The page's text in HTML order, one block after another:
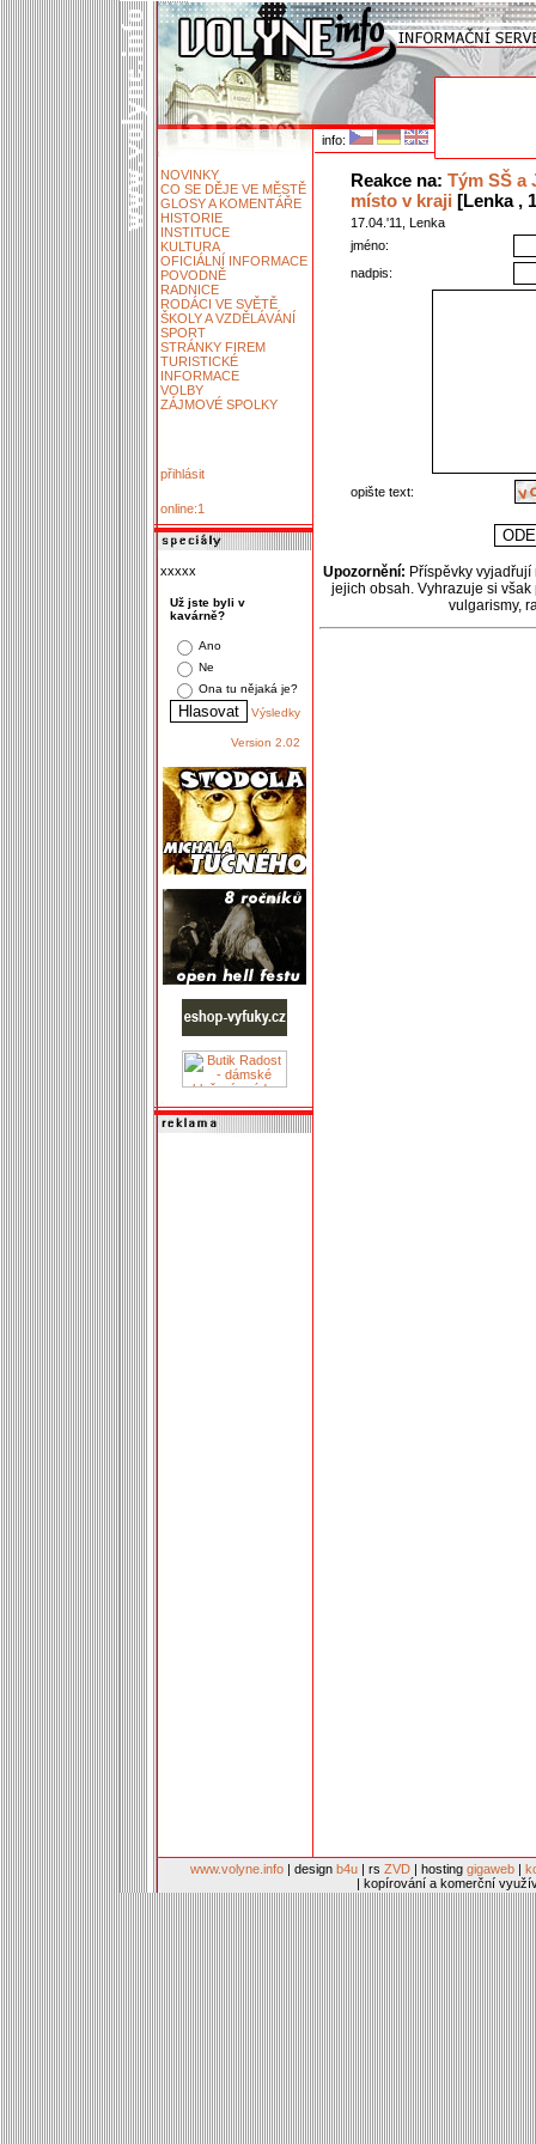
info:
NOVINKY
CO SE DĚJE VE MĚSTĚ
GLOSY A KOMENTÁŘE
HISTORIE
INSTITUCE
KULTURA
OFICIÁLNÍ INFORMACE
POVODNĚ
RADNICE
RODÁCI VE SVĚTĚ
ŠKOLY A VZDĚLÁVÁNÍ
SPORT
STRÁNKY FIREM
TURISTICKÉ
INFORMACE
VOLBY
ZÁJMOVÉ SPOLKY
přihlásit
online:1
xxxxx
Už jste byli v
kavárně?
Ano
Ne
Ona tu nějaká je?
Výsledky
Version 2.02
Reakce na: Tým SŠ a
místo v kraji [Lenka ,
17.04.'11, Lenka
jméno:
nadpis:
opište text:
Upozornění: Příspěvky
jejich obsah. Vyhrazuje si
vulgarismy,
www.volyne.info | design b4u | rs ZVD | hosting gigaweb |
| kopírování a komerční